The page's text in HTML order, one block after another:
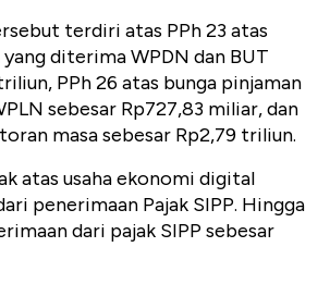
terdiri atas PPh 23 atas
diterima WPDN dan BUT
PPh 26 atas bunga pinjaman
sebesar Rp727,83 miliar, dan
masa sebesar Rp2,79 triliun.
atas usaha ekonomi digital
penerimaan Pajak SIPP. Hingga
dari pajak SIPP sebesar